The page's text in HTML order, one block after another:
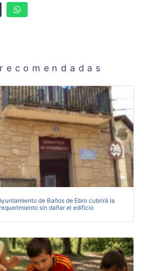
de Baños de Ebro cubrirá la
sin dañar el edificio